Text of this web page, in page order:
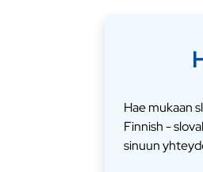
Hae mukaan
Finnish -
sinuun